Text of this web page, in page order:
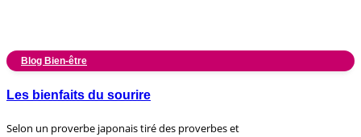
Blog Bien-être
Les bienfaits du sourire
Selon un proverbe japonais tiré des proverbes et